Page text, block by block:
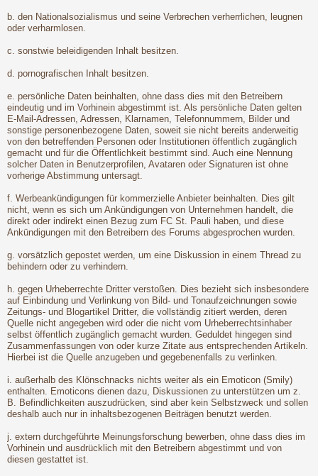
b. den Nationalsozialismus und seine Verbrechen verherrlichen, leugnen
oder verharmlosen.
c. sonstwie beleidigenden Inhalt besitzen.
d. pornografischen Inhalt besitzen.
e. persönliche Daten beinhalten, ohne dass dies mit den Betreibern
eindeutig und im Vorhinein abgestimmt ist. Als persönliche Daten gelten
E-Mail-Adressen, Adressen, Klarnamen, Telefonnummern, Bilder und
sonstige personenbezogene Daten, soweit sie nicht bereits anderweitig
von den betreffenden Personen oder Institutionen öffentlich zugänglich
gemacht und für die Öffentlichkeit bestimmt sind. Auch eine Nennung
solcher Daten in Benutzerprofilen, Avataren oder Signaturen ist ohne
vorherige Abstimmung untersagt.
f. Werbeankündigungen für kommerzielle Anbieter beinhalten. Dies gilt
nicht, wenn es sich um Ankündigungen von Unternehmen handelt, die
direkt oder indirekt einen Bezug zum FC St. Pauli haben, und diese
Ankündigungen mit den Betreibern des Forums abgesprochen wurden.
g. vorsätzlich gepostet werden, um eine Diskussion in einem Thread zu
behindern oder zu verhindern.
h. gegen Urheberrechte Dritter verstoßen. Dies bezieht sich insbesondere
auf Einbindung und Verlinkung von Bild- und Tonaufzeichnungen sowie
Zeitungs- und Blogartikel Dritter, die vollständig zitiert werden, deren
Quelle nicht angegeben wird oder die nicht vom Urheberrechtsinhaber
selbst öffentlich zugänglich gemacht wurden. Geduldet hingegen sind
Zusammenfassungen von oder kurze Zitate aus entsprechenden Artikeln.
Hierbei ist die Quelle anzugeben und gegebenenfalls zu verlinken.
i. außerhalb des Klönschnacks nichts weiter als ein Emoticon (Smily)
enthalten. Emoticons dienen dazu, Diskussionen zu unterstützen um z.
B. Befindlichkeiten auszudrücken, sind aber kein Selbstzweck und sollen
deshalb auch nur in inhaltsbezogenen Beiträgen benutzt werden.
j. extern durchgeführte Meinungsforschung bewerben, ohne dass dies im
Vorhinein und ausdrücklich mit den Betreibern abgestimmt und von
diesen gestattet ist.